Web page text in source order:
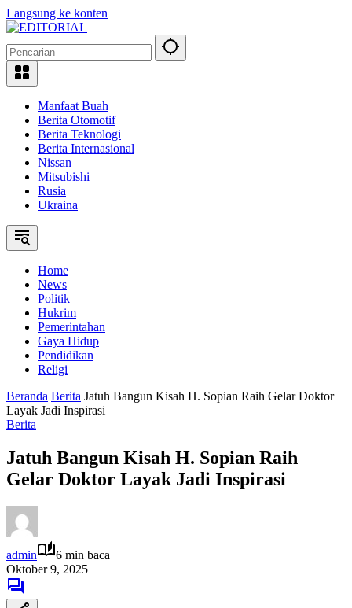
Langsung ke konten
Manfaat Buah
Berita Otomotif
Berita Teknologi
Berita Internasional
Nissan
Mitsubishi
Rusia
Ukraina
Home
News
Politik
Hukrim
Pemerintahan
Gaya Hidup
Pendidikan
Religi
Beranda Berita Jatuh Bangun Kisah H. Sopian Raih Gelar Doktor
Layak Jadi Inspirasi
Berita
Jatuh Bangun Kisah H. Sopian Raih
Gelar Doktor Layak Jadi Inspirasi
admin
6 min baca
Oktober 9, 2025